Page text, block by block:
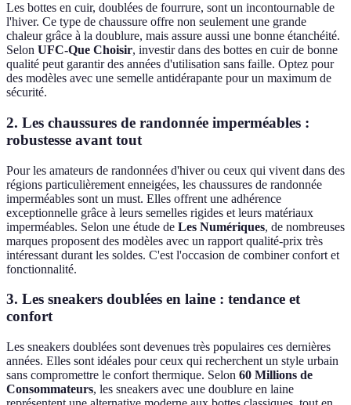
Les bottes en cuir, doublées de fourrure, sont un incontournable de
l'hiver. Ce type de chaussure offre non seulement une grande
chaleur grâce à la doublure, mais assure aussi une bonne étanchéité.
Selon UFC-Que Choisir, investir dans des bottes en cuir de bonne
qualité peut garantir des années d'utilisation sans faille. Optez pour
des modèles avec une semelle antidérapante pour un maximum de
sécurité.
2. Les chaussures de randonnée imperméables :
robustesse avant tout
Pour les amateurs de randonnées d'hiver ou ceux qui vivent dans des
régions particulièrement enneigées, les chaussures de randonnée
imperméables sont un must. Elles offrent une adhérence
exceptionnelle grâce à leurs semelles rigides et leurs matériaux
imperméables. Selon une étude de Les Numériques, de nombreuses
marques proposent des modèles avec un rapport qualité-prix très
intéressant durant les soldes. C'est l'occasion de combiner confort et
fonctionnalité.
3. Les sneakers doublées en laine : tendance et
confort
Les sneakers doublées sont devenues très populaires ces dernières
années. Elles sont idéales pour ceux qui recherchent un style urbain
sans compromettre le confort thermique. Selon 60 Millions de
Consommateurs, les sneakers avec une doublure en laine